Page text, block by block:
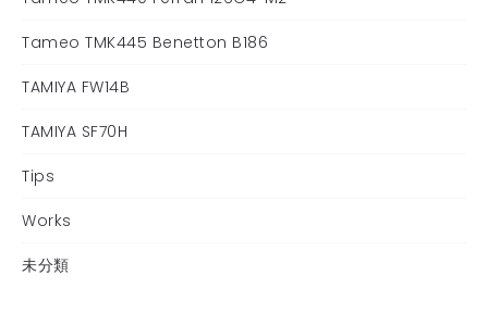
Tameo TMK445 Benetton B186
TAMIYA FW14B
TAMIYA SF70H
Tips
Works
未分類